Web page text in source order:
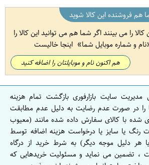
هم فروشنده این کالا شوید
را می بینند اگر شما هم می توانید این کالا را
نام و شماره موبایل شما اینجا خالیست
هم اکنون نام و موبایلتان را اضافه کنید
مدیریت سایت بازارفوری بازگشت تمام هزینه
را در صورت عدم رضایت به دلیل عدم مطابقت
شده با کالای سفارش داده شده مانند (معیوب
رنگ یا سایز یا درخواست هزینه اضافه توسط
هر دلیل موجه دیگر) به شرط خرید از درگاه
، تضمین می نماید و مسئولیت خریدهایی که